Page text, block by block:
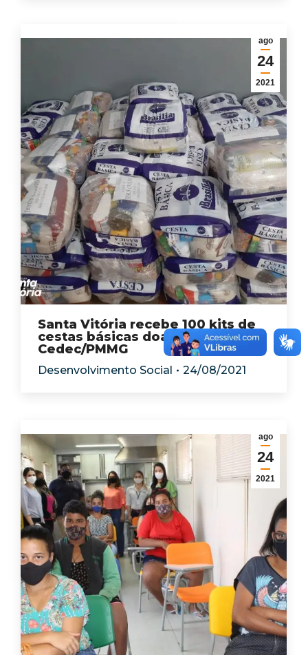
ago
24
2021
Santa Vitória recebe 100 kits de
cestas básicas doadas pela
Cedec/PMMG
Desenvolvimento Social 24/08/2021
ago
24
2021